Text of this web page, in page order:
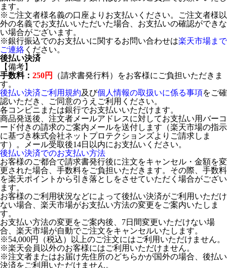
ます。
※ご注文者様名義の口座よりお支払いください。ご注文者様以
外の名義でお支払いいただいた場合、お支払いの確認ができな
い場合がございます。
※銀行振込でのお支払いに関するお問い合わせは楽天市場まで
ご連絡 ください。
後払い決済
【備考】
手数料： 250円
（請求書発行料）をお客様にご負担いただきま
す。
後払い決済ご利用規約及び個人情報の取扱いに係る事項をご確
認いただき、ご同意のうえご利用ください。
各コンビニまたは銀行でお支払いいただけます。
商品発送後、注文者メールアドレスに対してお支払い用バーコ
ード付きの請求のご案内メールを送付します（楽天市場の指示
に基づき株式会社ネットプロテクションズよりご請求しま
す）。メール受取後14日以内にお支払いください。
後払い決済でのお支払い方法
お客様のご都合で請求書発行後に注文をキャンセル・金額を変
更された場合、手数料をご負担いただきます。その際、手数料
を楽天ポイントから引き落としをさせていただく場合がござい
ます。
お客様のご利用状況などによって後払い決済がご利用いただけ
ない場合、楽天市場がお支払い方法の変更をご案内いたしま
す。
お支払い方法の変更をご案内後、7日間変更いただけない場
合、楽天市場が自動でご注文をキャンセルいたします。
※54,000円（税込）以上のご注文にはご利用いただけません。
※楽天会員以外のお客様にはご利用いただけません。
※注文者またはお届け先住所のどちらかが国外の場合、後払い
決済をご利用いただけません。